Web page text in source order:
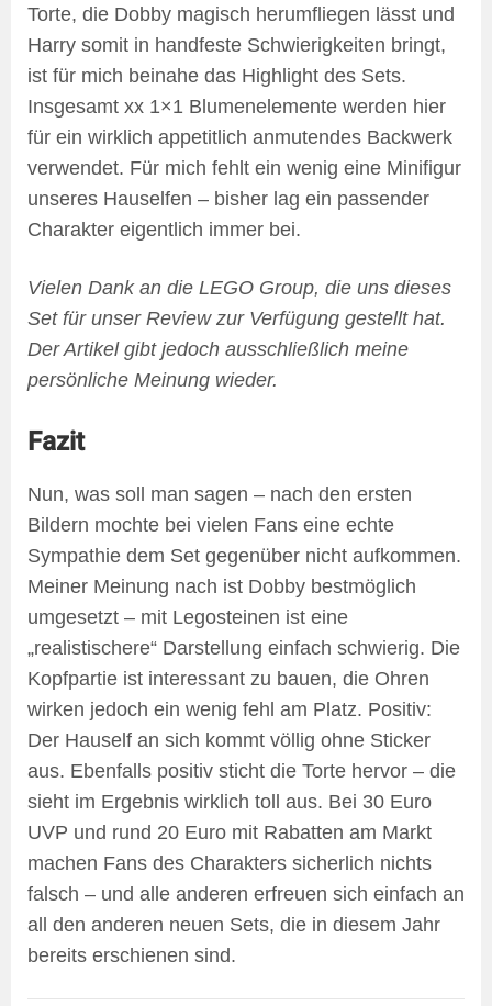
Torte, die Dobby magisch herumfliegen lässt und
Harry somit in handfeste Schwierigkeiten bringt,
ist für mich beinahe das Highlight des Sets.
Insgesamt xx 1×1 Blumenelemente werden hier
für ein wirklich appetitlich anmutendes Backwerk
verwendet. Für mich fehlt ein wenig eine Minifigur
unseres Hauselfen – bisher lag ein passender
Charakter eigentlich immer bei.
Vielen Dank an die LEGO Group, die uns dieses
Set für unser Review zur Verfügung gestellt hat.
Der Artikel gibt jedoch ausschließlich meine
persönliche Meinung wieder.
Fazit
Nun, was soll man sagen – nach den ersten
Bildern mochte bei vielen Fans eine echte
Sympathie dem Set gegenüber nicht aufkommen.
Meiner Meinung nach ist Dobby bestmöglich
umgesetzt – mit Legosteinen ist eine
„realistischere“ Darstellung einfach schwierig. Die
Kopfpartie ist interessant zu bauen, die Ohren
wirken jedoch ein wenig fehl am Platz. Positiv:
Der Hauself an sich kommt völlig ohne Sticker
aus. Ebenfalls positiv sticht die Torte hervor – die
sieht im Ergebnis wirklich toll aus. Bei 30 Euro
UVP und rund 20 Euro mit Rabatten am Markt
machen Fans des Charakters sicherlich nichts
falsch – und alle anderen erfreuen sich einfach an
all den anderen neuen Sets, die in diesem Jahr
bereits erschienen sind.